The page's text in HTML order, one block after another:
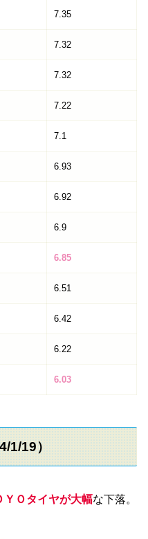
7.35
7.32
7.32
7.22
7.1
6.93
6.92
6.9
6.85
6.51
6.42
6.22
6.03
1/19）
ＹＯタイヤが大幅な下落。